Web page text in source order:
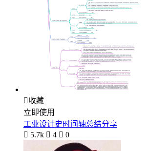
收藏
立即使用
工业设计史时间轴总结分享
 5.7k  4  0